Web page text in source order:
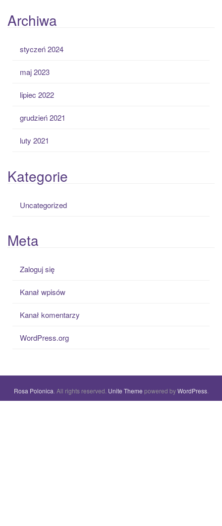
Archiwa
styczeń 2024
maj 2023
lipiec 2022
grudzień 2021
luty 2021
Kategorie
Uncategorized
Meta
Zaloguj się
Kanał wpisów
Kanał komentarzy
WordPress.org
Rosa Polonica . All rights reserved. Unite Theme powered byWordPress.